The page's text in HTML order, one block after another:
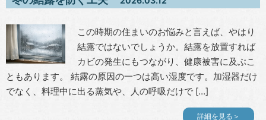
この時期の住まいのお悩みと言えば、やはり
結露ではないでしょうか。結露を放置すれば
カビの発生にもつながり、健康被害に及ぶこ
ともあります。 結露の原因の一つは高い湿度です。加湿器だけ
でなく、料理中に出る蒸気や、人の呼吸だけで […]
詳細を見る＞